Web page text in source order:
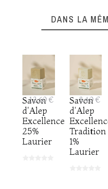
DANS LA
Savon
d'Alep
Excellence
25%
Laurier
12,60 €
Savon
d'Alep
Tradition
1%
Laurier
8,40 €